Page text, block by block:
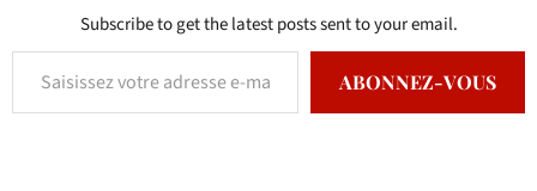
Subscribe to get the latest posts sent to your email.
ABONNEZ-VOUS